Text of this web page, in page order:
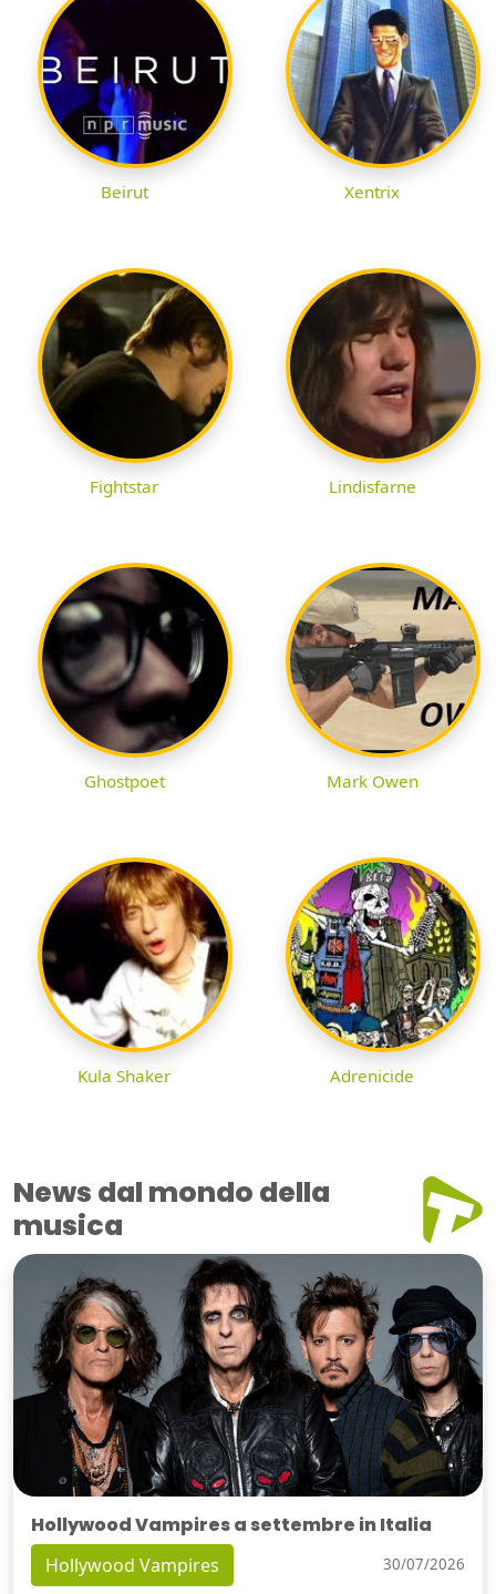
Beirut Xentrix
Fightstar Lindisfarne
Ghostpoet Mark Owen
Kula Shaker Adrenicide
News dal mondo della
musica
Hollywood Vampires a settembre in Italia
Hollywood Vampires 30/07/2026